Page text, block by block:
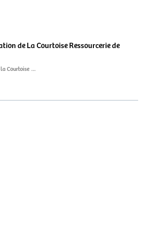
de La Courtoise Ressourcerie de
la Courtoise …